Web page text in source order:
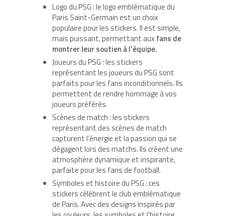
Logo du PSG : le logo emblématique du
Paris Saint-Germain est un choix
populaire pour les stickers. Il est simple,
mais puissant, permettant auxfans de
montrer leur soutien à l’équipe.
Joueurs du PSG : les stickers
représentant les joueurs du PSG sont
parfaits pour les fans inconditionnels. Ils
permettent de rendre hommage à vos
joueurs préférés.
Scènes de match : les stickers
représentant des scènes de match
capturent l’énergie et la passion qui se
dégagent lors des matchs. Ils créent une
atmosphère dynamique et inspirante,
parfaite pour les fans de football.
Symboles et histoire du PSG : ces
stickers célèbrent le club emblématique
de Paris. Avec des designs inspirés par